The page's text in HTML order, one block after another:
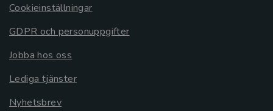
Cookieinställningar
GDPR och personuppgifter
Jobba hos oss
Lediga tjänster
Nyhetsbrev